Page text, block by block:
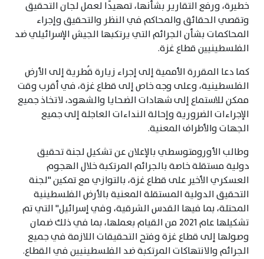
خطيرة، ورفع التقارير بشأنها، تمهيدًا لعمل لجان التحقيق
وتقصي الحقائق والمحاكم في النظر والتحقيق وإجراء
المحاكمات بشأن الجرائم التي يرتكبها الجيش الإسرائيلي ضد
الفلسطينيين قطاع غزة.
كما دعا المقررة الأممية إلى إجراء زيارة قُطرية إلى الأرض
الفلسطينية، وعلى وجه خاص إلى قطاع غزة، في أقرب وقت
ممكن للاستماع إلى شهادات الضحايا والشهود، لاتخاذ جميع
الإجراءات الضرورية وإحالة النداءات العاجلة إلى جميع
الجهات والأطراف المعنية.
وطالب الأورومتوسطي بالإعلان عن تشكيل لجنة تحقيق
دولية مستقلة خاصة بالجرائم المرتكبة خلال الهجوم
العسكري الأخير على قطاع غزة، بالتوازي مع تمكين "لجنة
التحقيق الدولية المستقلة المعنية بالأرض الفلسطينية
المحتلة، بما فيها القدس الشرقية، وفي إسرائيل" التي تم
تشكيلها عام 2021 من القيام بعملها، بما في ذلك ضمان
وصولها إلى قطاع غزة وفتح التحقيقات اللازمة في جميع
الجرائم والانتهاكات المرتكبة ضد الفلسطينيين في القطاع.